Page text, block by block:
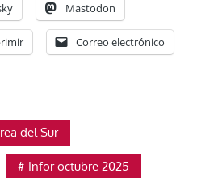
Mastodon
Correo electrónico
del Sur
Infor octubre 2025